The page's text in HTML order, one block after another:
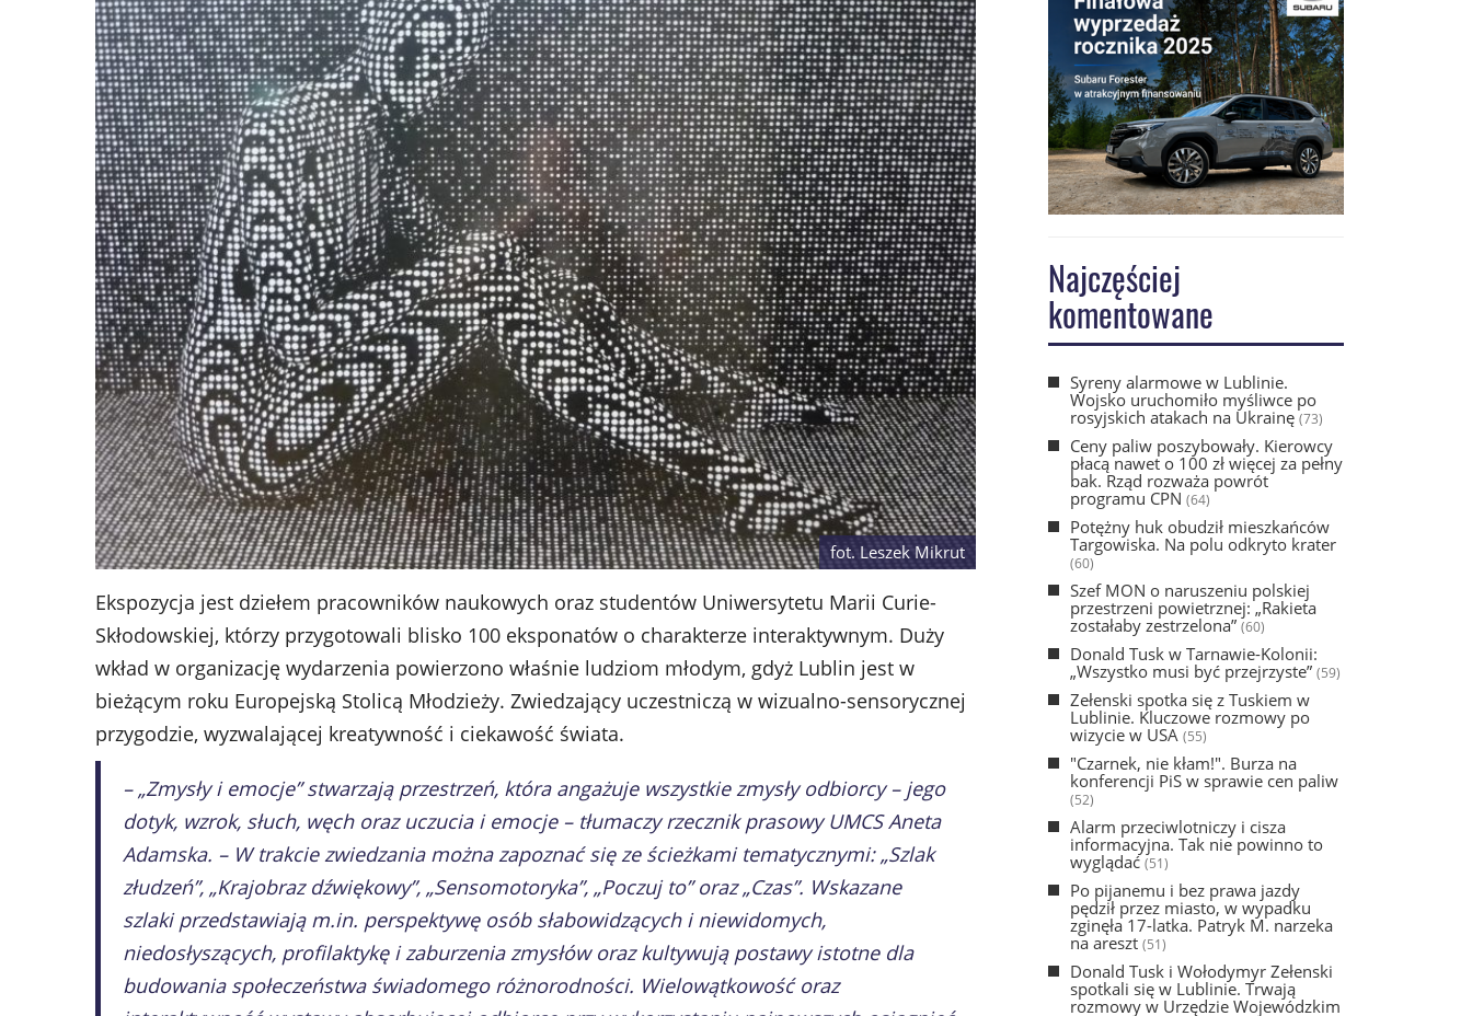
fot. Leszek Mikrut
Ekspozycja jest dziełem pracowników naukowych oraz studentów Uniwersytetu Marii Curie-
Skłodowskiej, którzy przygotowali blisko 100 eksponatów o charakterze interaktywnym. Duży
wkład w organizację wydarzenia powierzono właśnie ludziom młodym, gdyż Lublin jest w
bieżącym roku Europejską Stolicą Młodzieży. Zwiedzający uczestniczą w wizualno-sensorycznej
przygodzie, wyzwalającej kreatywność i ciekawość świata.
– „Zmysły i emocje” stwarzają przestrzeń, która angażuje wszystkie zmysły odbiorcy – jego
dotyk, wzrok, słuch, węch oraz uczucia i emocje – tłumaczy rzecznik prasowy UMCS Aneta
Adamska. – W trakcie zwiedzania można zapoznać się ze ścieżkami tematycznymi: „Szlak
złudzeń”, „Krajobraz dźwiękowy”, „Sensomotoryka”, „Poczuj to” oraz „Czas”. Wskazane
szlaki przedstawiają m.in. perspektywę osób słabowidzących i niewidomych,
niedosłyszących, profilaktykę i zaburzenia zmysłów oraz kultywują postawy istotne dla
budowania społeczeństwa świadomego różnorodności. Wielowątkowość oraz
Najczęściej
komentowane
Syreny alarmowe w Lublinie.
Wojsko uruchomiło myśliwce po
rosyjskich atakach na Ukrainę(73)
Ceny paliw poszybowały. Kierowcy
płacą nawet o 100 zł więcej za pełny
bak. Rząd rozważa powrót
programu CPN (64)
Potężny huk obudził mieszkańców
Targowiska. Na polu odkryto krater
(60)
Szef MON o naruszeniu polskiej
przestrzeni powietrznej: „Rakieta
zostałaby zestrzelona” (60)
Donald Tusk w Tarnawie-Kolonii:
„Wszystko musi być przejrzyste” (59)
Zełenski spotka się z Tuskiem w
Lublinie. Kluczowe rozmowy po
wizycie w USA (55)
"Czarnek, nie kłam!". Burza na
konferencji PiS w sprawie cen paliw
(52)
Alarm przeciwlotniczy i cisza
informacyjna. Tak nie powinno to
wyglądać(51)
Po pijanemu i bez prawa jazdy
pędził przez miasto, w wypadku
zginęła 17-latka. Patryk M. narzeka
na areszt (51)
Donald Tusk i Wołodymyr Zełenski
spotkali się w Lublinie. Trwają
rozmowy w Urzędzie Wojewódzkim